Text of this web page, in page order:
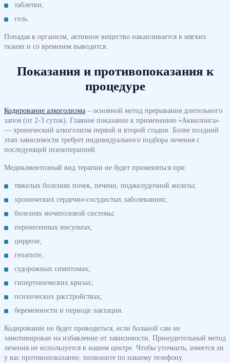
таблетки;
гель.
Попадая в организм, активное вещество накапливается в мягких
тканях и со временем выводится.
Показания и противопоказания к
процедуре
Кодирование алкоголизма – основной метод прерывания длительного
запоя (от 2-3 суток). Главное показание к применению «Аквилонга»
— хронический алкоголизм первой и второй стадии. Более поздний
этап зависимости требует индивидуального подбора лечения с
последующей психотерапией.
Медикаментозный вид терапии не будет применяться при:
тяжелых болезнях почек, печени, поджелудочной железы;
хронических сердечно-сосудистых заболеваниях;
болезнях мочеполовой системы;
перенесенных инсультах;
циррозе;
гепатите;
судорожных симптомах;
гипертонических кризах;
психических расстройствах;
беременности и периоде лактации.
Кодирование не будет проводиться, если больной сам не
замотивирован на избавление от зависимости. Принудительный метод
лечения не используется в нашем центре. Чтобы уточнить, имеется ли
у вас противопоказание, позвоните по нашему телефону.